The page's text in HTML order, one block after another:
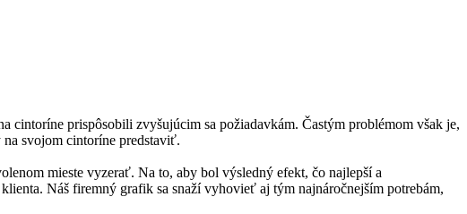
prispôsobili zvyšujúcim sa požiadavkám. Častým problémom však je,
svojom cintoríne predstaviť.
mieste vyzerať. Na to, aby bol výsledný efekt, čo najlepší a
Náš firemný grafik sa snaží vyhovieť aj tým najnáročnejším potrebám,